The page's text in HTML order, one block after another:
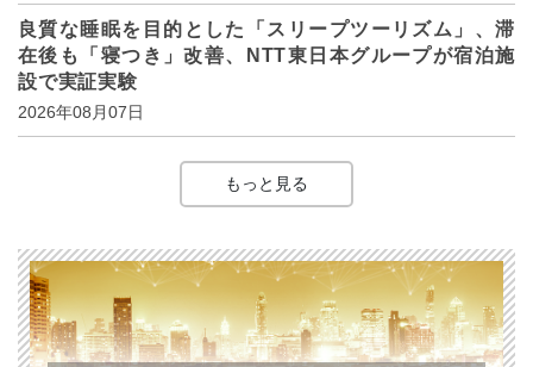
良質な睡眠を目的とした「スリープツーリズム」、滞
在後も「寝つき」改善、NTT東日本グループが宿泊施
設で実証実験
2026年08月07日
もっと見る